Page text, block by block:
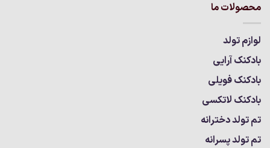
محصولات ما
لوازم تولد
بادکنک آرایی
بادکنک فویلی
بادکنک لاتکسی
تم تولد دخترانه
تم تولد پسرانه